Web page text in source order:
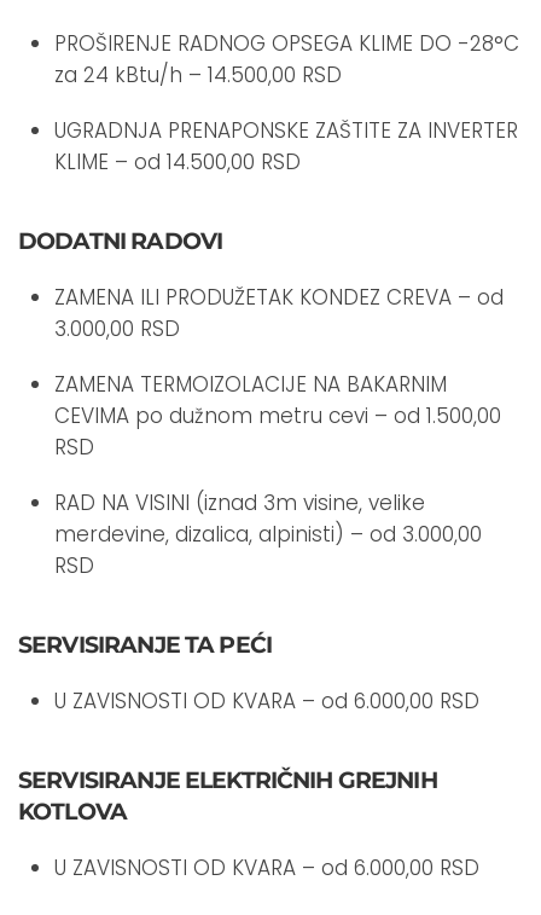
PROŠIRENJE RADNOG OPSEGA KLIME DO -28°C
za 24 kBtu/h – 14.500,00 RSD
UGRADNJA PRENAPONSKE ZAŠTITE ZA INVERTER
KLIME – od 14.500,00 RSD
DODATNI RADOVI
ZAMENA ILI PRODUŽETAK KONDEZ CREVA – od
3.000,00 RSD
ZAMENA TERMOIZOLACIJE NA BAKARNIM
CEVIMA po dužnom metru cevi – od 1.500,00
RSD
RAD NA VISINI (iznad 3m visine, velike
merdevine, dizalica, alpinisti) – od 3.000,00
RSD
SERVISIRANJE TA PEĆI
U ZAVISNOSTI OD KVARA – od 6.000,00 RSD
SERVISIRANJE ELEKTRIČNIH GREJNIH
KOTLOVA
U ZAVISNOSTI OD KVARA – od 6.000,00 RSD